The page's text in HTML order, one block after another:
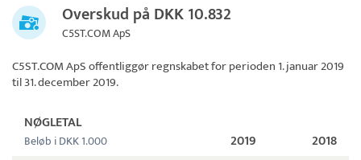
Overskud på DKK 10.832
C5ST.COM ApS
C5ST.COM ApSoffentliggør regnskabet for perioden 1. januar 2019
til 31. december 2019.
NØGLETAL
Beløb i DKK 1.000 2019 2018